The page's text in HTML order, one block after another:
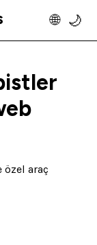
🌐 🌙
özel araç